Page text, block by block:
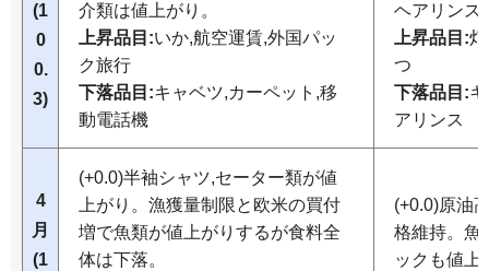
(1
0
0.
3)
介類は値上がり。
上昇品目:いか,航空運賃,外国パッ
ク旅行
下落品目:キャベツ,カーペット,移
動電話機
ヘアリンス
上昇品目:
つ
下落品目:
アリンス
4
月
(1
(+0.0)半袖シャツ,セーター類が値
上がり。漁獲量制限と欧米の買付
増で魚類が値上がりするが食料全
体は下落。
(+0.0)原油
格維持。魚
ックも値上